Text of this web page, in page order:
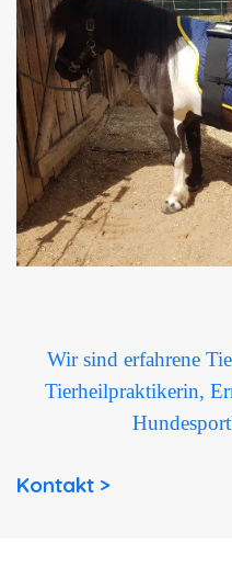
Wir sind erfahrene
Tierheilpraktikerin,
Kontakt >